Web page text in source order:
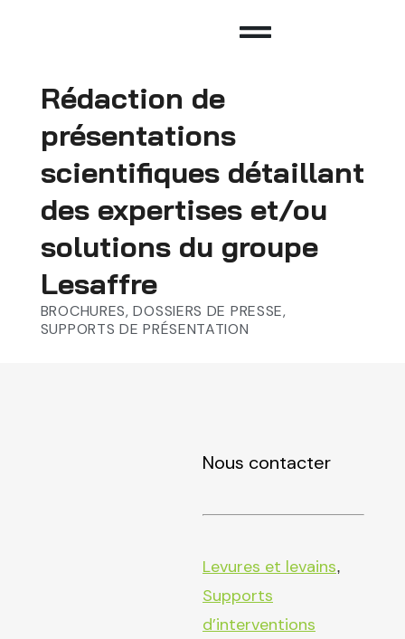
Rédaction de
présentations
scientifiques détaillant
des expertises et/ou
solutions du groupe
Lesaffre
BROCHURES, DOSSIERS DE PRESSE,
SUPPORTS DE PRÉSENTATION
Nous contacter
Levures et levains,
Supports
d’interventions